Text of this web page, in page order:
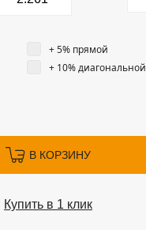
+ 5% прямой
+ 10% диагональной
В КОРЗИНУ
Купить в 1 клик